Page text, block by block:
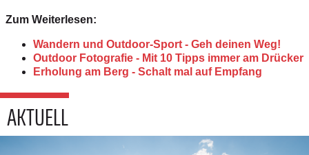
Zum Weiterlesen:
Wandern und Outdoor-Sport - Geh deinen Weg!
Outdoor Fotografie - Mit 10 Tipps immer am Drücker
Erholung am Berg - Schalt mal auf Empfang
AKTUELL